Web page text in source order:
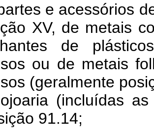
e acessórios
XV, de metais
de
ou de metais
(geralmente
(incluídas
91.14;